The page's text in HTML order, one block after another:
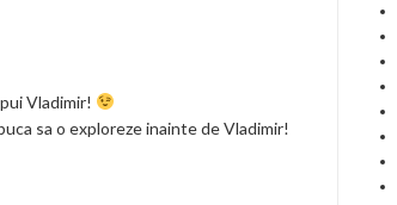
Vladimir!
sa o exploreze inainte de Vladimir!